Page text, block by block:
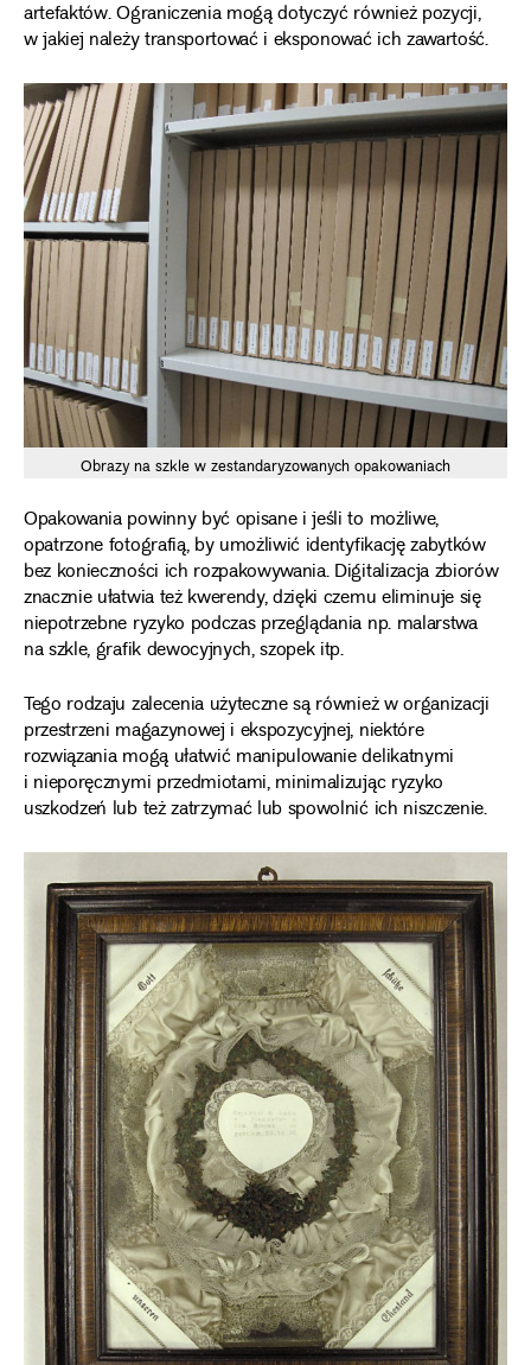
artefaktów. Ograniczenia mogą dotyczyć również pozycji,
w jakiej należy transportować i eksponować ich zawartość.
Obrazy na szkle w zestandaryzowanych opakowaniach
Opakowania powinny być opisane i jeśli to możliwe,
opatrzone fotografią, by umożliwić identyfikację zabytków
bez konieczności ich rozpakowywania. Digitalizacja zbiorów
znacznie ułatwia też kwerendy, dzięki czemu eliminuje się
niepotrzebne ryzyko podczas przeglądania np. malarstwa
na szkle, grafik dewocyjnych, szopek itp.
Tego rodzaju zalecenia użyteczne są również w organizacji
przestrzeni magazynowej i ekspozycyjnej, niektóre
rozwiązania mogą ułatwić manipulowanie delikatnymi
i nieporęcznymi przedmiotami, minimalizując ryzyko
uszkodzeń lub też zatrzymać lub spowolnić ich niszczenie.